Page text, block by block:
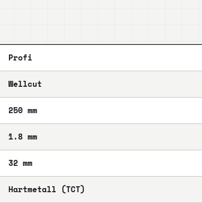
Profi
Wellcut
250 mm
1.8 mm
32 mm
Hartmetall (TCT)